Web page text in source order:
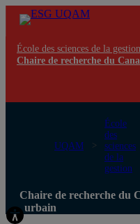
École des sciences de la gestion
Chaire de recherche du
UQAM
École
des
sciences
de la
gestion
Chaire de recherche du
urbain